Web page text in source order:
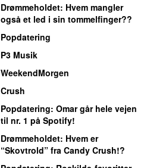
Drømmeholdet: Hvem mangler
også et led i sin tommelfinger??
Popdatering
P3 Musik
WeekendMorgen
Crush
Popdatering: Omar går hele vejen
til nr. 1 på Spotify!
Drømmeholdet: Hvem er
“Skovtrold” fra Candy Crush!?